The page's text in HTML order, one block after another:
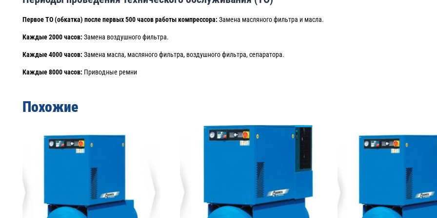
Первое ТО (обкатка) после первых 500 часов работы компрессора: Замена масляного фильтра и масла.
Каждые 2000 часов: Замена воздушного фильтра.
Каждые 4000 часов: Замена масла, масляного фильтра, воздушного фильтра, сепаратора.
Каждые 8000 часов: Приводные ремни
Похожие